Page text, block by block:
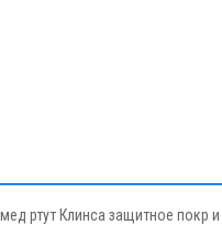
ртут Клинса защитное покр